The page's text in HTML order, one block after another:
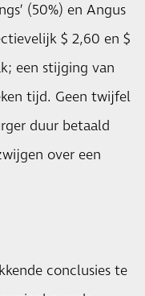
(50%) en Angus
$ 2,60 en $
een stijging van
tijd. Geen twijfel
duur betaald
over een
conclusies te